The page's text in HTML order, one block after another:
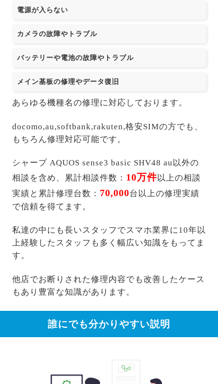
電源が入らない
カメラの故障やトラブル
バッテリーや電池の故障やトラブル
メイン基板の修理やデータ復旧
あらゆる機種名の修理に対応しております。
docomo,au,softbank,rakuten,格安SIMの方でも、
もちろん修理対応可能です。
シャープ AQUOS sense3 basic SHV48 au以外の
相談を含め、累計相談件数： 10万件以上の相談
実績と累計修理台数： 70,000台以上の修理実績
で信頼を得てます。
私達の中にも長いスタッフでスマホ業界に10年以
上経験したスタッフも多く幅広い知識をもってま
す。
他店でお断りされた修理内容でも改善したケース
もあり豊富な知識があります。
誰にでも分かりやすい説明